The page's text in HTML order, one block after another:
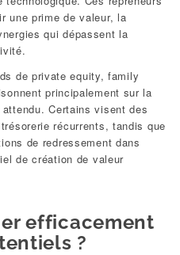
une prime de valeur, la
qui dépassent la
de private equity, family
principalement sur la
Certains visent des
récurrents, tandis que
de redressement dans
de création de valeur
efficacement
?